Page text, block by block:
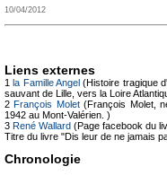
10/04/2012
Liens externes
1la Famille Angel(Histoire tragique
sauvant de Lille, vers la Loire
2François Molet(François Molet,
1942 au Mont-Valérien. )
3 René Wallard (Page facebook du
Titre du livre "Dis leur de ne jamais
Chronologie